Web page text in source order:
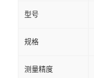
型号
规格
测量精度